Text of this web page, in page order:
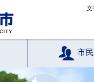
文
市